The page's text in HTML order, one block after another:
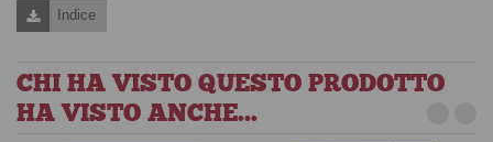
Indice
CHI HA VISTO QUESTO PRODOTTO
HA VISTO ANCHE...